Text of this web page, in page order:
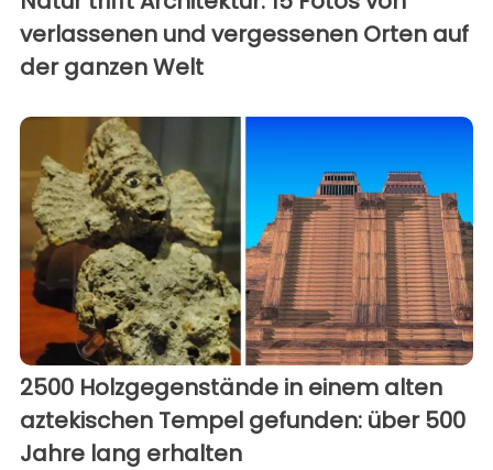
verlassenen und vergessenen Orten auf
der ganzen Welt
2500 Holzgegenstände in einem alten
aztekischen Tempel gefunden: über 500
Jahre lang erhalten